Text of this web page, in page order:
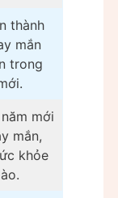
thành
mắn
trong
mới
mắn,
khỏe